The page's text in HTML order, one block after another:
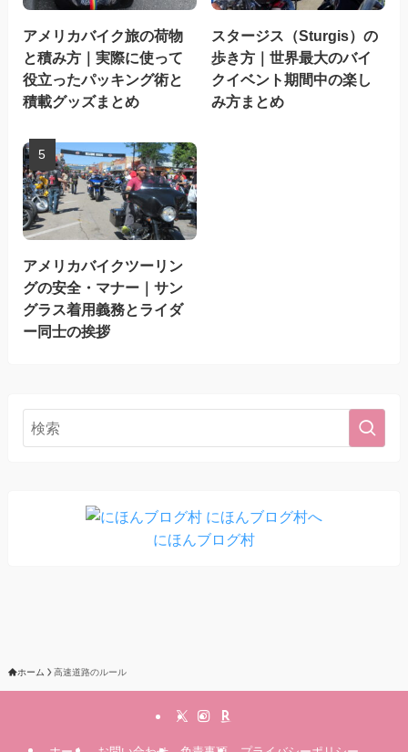
アメリカバイク旅の荷物
と積み方｜実際に使って
役立ったパッキング術と
積載グッズまとめ
スタージス（Sturgis）の
歩き方｜世界最大のバイ
クイベント期間中の楽し
み方まとめ
アメリカバイクツーリン
グの安全・マナー｜サン
グラス着用義務とライダ
ー同士の挨拶
にほんブログ村
ホーム 高速道路のルール